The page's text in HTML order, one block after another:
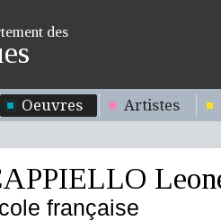
des
Oeuvres Artistes
française